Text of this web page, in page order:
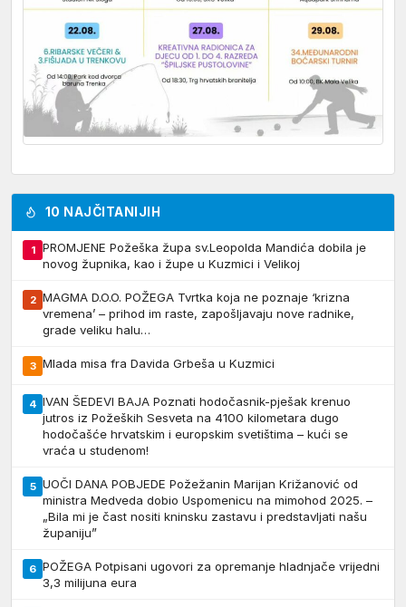
10 NAJČITANIJIH
1
PROMJENE Požeška župa sv.Leopolda Mandića dobila je
novog župnika, kao i župe u Kuzmici i Velikoj
2 MAGMA D.O.O. POŽEGA Tvrtka koja ne poznaje ‘krizna
vremena’ – prihod im raste, zapošljavaju nove radnike,
grade veliku halu…
3 Mlada misa fra Davida Grbeša u Kuzmici
4 IVAN ŠEDEVI BAJA Poznati hodočasnik-pješak krenuo
jutros iz Požeških Sesveta na 4100 kilometara dugo
hodočašće hrvatskim i europskim svetištima – kući se
vraća u studenom!
5 UOČI DANA POBJEDE Požežanin Marijan Križanović od
ministra Medveda dobio Uspomenicu na mimohod 2025. –
„Bila mi je čast nositi kninsku zastavu i predstavljati našu
županiju”
6 POŽEGA Potpisani ugovori za opremanje hladnjače vrijedni
3,3 milijuna eura